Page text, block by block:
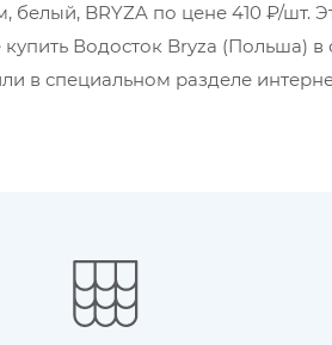
белый, BRYZA по цене 410 ₽/шт.
Водосток Bryza (Польша)
в специальном разделе